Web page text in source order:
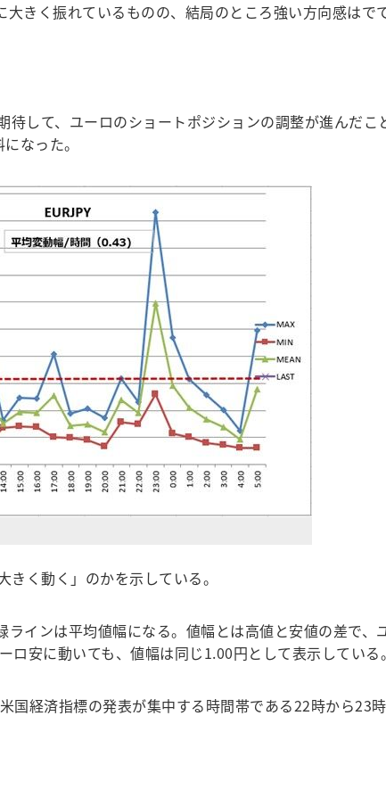
きく振れているものの、結局のところ強い方向感はで
して、ユーロのショートポジションの調整が進んだ
なった。
く動く」のかを示している。
インは平均値幅になる。値幅とは高値と安値の差で、
安に動いても、値幅は同じ1.00円として表示している。
経済指標の発表が集中する時間帯である22時から23時